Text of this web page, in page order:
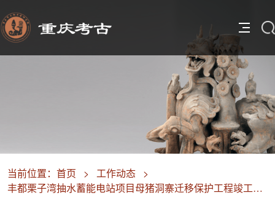
当前位置： 首页 > 工作动态 >
丰都栗子湾抽水蓄能电站项目母猪洞寨迁移保护工程竣工验收工作顺利完成